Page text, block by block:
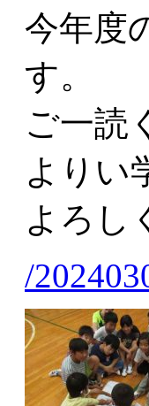
今年度
す。
ご一読
よりい
よろし
/